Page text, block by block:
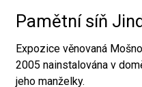
Pamětní síň
Expozice věnovaná
2005 nainstalována v
jeho manželky.